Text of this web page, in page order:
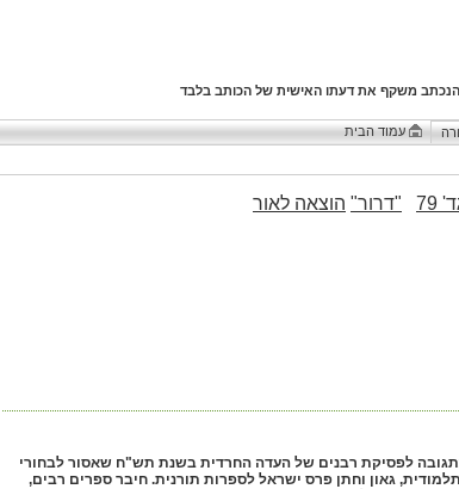
הנכתב משקף את דעתו האישית של הכותב בלבד
עמוד הבית
"דרור" הוצאה לאור
לפסיקת רבנים של העדה החרדית בשנת תש"ח שאסור לבחורי
גאון וחתן פרס ישראל לספרות תורנית. חיבר ספרים רבים,